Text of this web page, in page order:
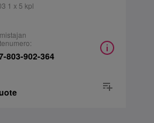
1 x 5 kpl
803-902-364